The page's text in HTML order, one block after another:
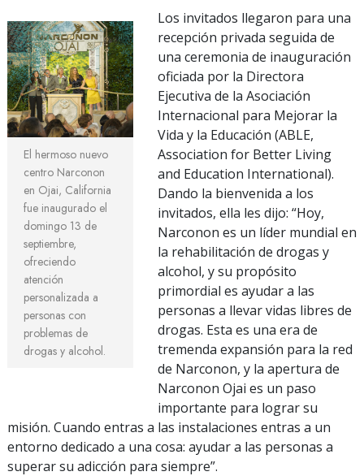
El hermoso nuevo
centro Narconon
en Ojai, California
fue inaugurado el
domingo 13 de
septiembre,
ofreciendo
atención
personalizada a
personas con
problemas de
drogas y alcohol.
Los invitados llegaron para una
recepción privada seguida de
una ceremonia de inauguración
oficiada por la Directora
Ejecutiva de la Asociación
Internacional para Mejorar la
Vida y la Educación (ABLE,
Association for Better Living
and Education International).
Dando la bienvenida a los
invitados, ella les dijo: “Hoy,
Narconon es un líder mundial en
la rehabilitación de drogas y
alcohol, y su propósito
primordial es ayudar a las
personas a llevar vidas libres de
drogas. Esta es una era de
tremenda expansión para la red
de Narconon, y la apertura de
Narconon Ojai es un paso
importante para lograr su
misión. Cuando entras a las instalaciones entras a un
entorno dedicado a una cosa: ayudar a las personas a
superar su adicción para siempre”.